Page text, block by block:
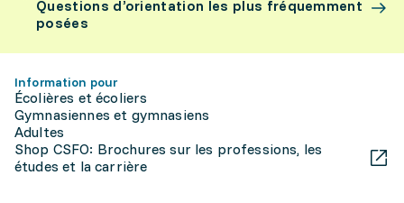
Questions d’orientation les plus fréquemment
posées
Information pour
Écolières et écoliers
Gymnasiennes et gymnasiens
Adultes
Shop CSFO: Brochures sur les professions, les
études et la carrière